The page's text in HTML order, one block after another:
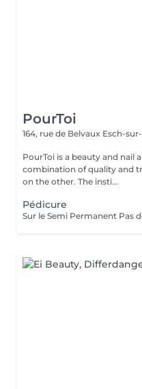
PourToi
164, rue de Belvaux Esch-
PourToi is a beauty and nail
combination of quality and
on the other. The insti...
Pédicure
Sur le Semi Permanent Pas